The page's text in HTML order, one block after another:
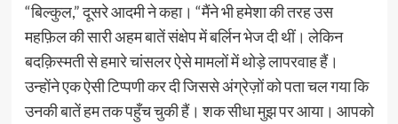
“बिल्कुल,” दूसरे आदमी ने कहा। “मैंने भी हमेशा की तरह उस
महफ़िल की सारी अहम बातें संक्षेप में बर्लिन भेज दी थीं। लेकिन
बदक़िस्मती से हमारे चांसलर ऐसे मामलों में थोड़े लापरवाह हैं।
उन्होंने एक ऐसी टिप्पणी कर दी जिससे अंग्रेज़ों को पता चल गया कि
उनकी बातें हम तक पहुँच चुकी हैं। शक सीधा मुझ पर आया। आपको